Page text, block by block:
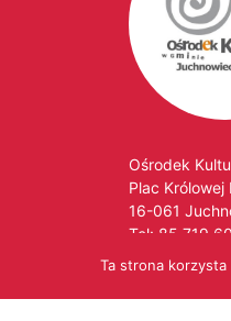
Ośrodek
Plac Królowej
16-061
Tel: 85 719
Tel. kom:
Ta strona